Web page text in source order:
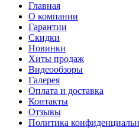
Главная
О компании
Гарантии
Скидки
Новинки
Хиты продаж
Видеообзоры
Галерея
Оплата и доставка
Контакты
Отзывы
Политика